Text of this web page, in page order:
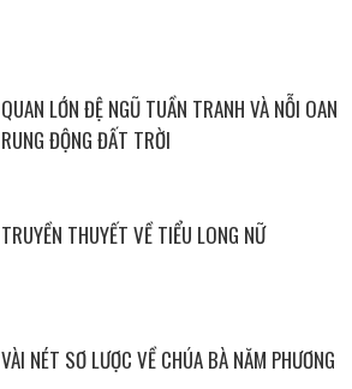
QUAN LỚN ĐỆ NGŨ TUẦN TRANH VÀ NỖI OAN
RUNG ĐỘNG ĐẤT TRỜI
TRUYỀN THUYẾT VỀ TIỂU LONG NỮ
VÀI NÉT SƠ LƯỢC VỀ CHÚA BÀ NĂM PHƯƠNG